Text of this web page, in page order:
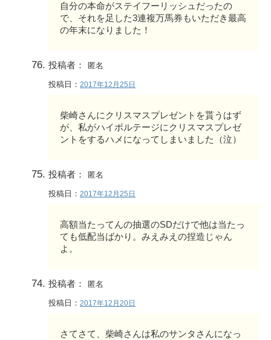
自分の本命がステイフーリッシュだったの
で、それを足した3連複万馬券もいただき最高
の年末になりました！
投稿者： 匿名
投稿日： 2017年12月25日
柴崎さんにクリスマスプレゼントを貰うはず
が、私がハイボルテージにクリスマスプレゼ
ントをするハメになってしまいました（泣）
投稿者： 匿名
投稿日： 2017年12月25日
高額当たってんの抽選のSDだけで他は当たっ
ても低配当ばかり。みえみえの捏造じゃん
よ。
投稿者： 匿名
投稿日： 2017年12月20日
さてさて、柴崎さんは私のサンタさんになっ